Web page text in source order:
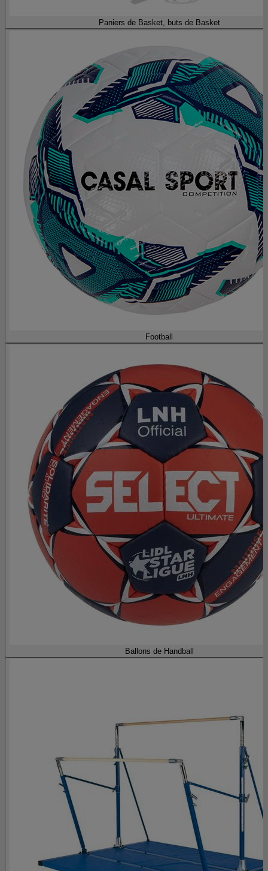
Paniers de Basket, buts de Basket
Football
Ballons de Handball